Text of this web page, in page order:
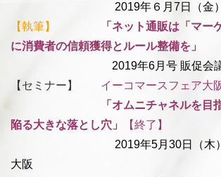
2019年６月7日（金）
【執筆】
「 ネット通販は「マー
に消費者の信頼獲得とルール整備を」
2019年6月号 販促会
【セミナー】
イーコマースフェア大
「オムニチャネルを目指す
陥る大きな落とし穴 」
【終了】
2019年5月30日（木）
大阪